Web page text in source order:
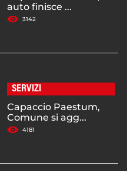
auto finisce ...
3142
SERVIZI
Capaccio Paestum,
Comune si agg...
4181